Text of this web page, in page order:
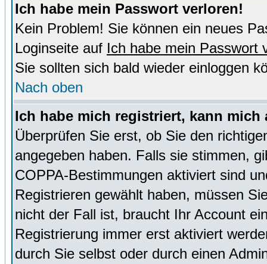
Ich habe mein Passwort verloren!
Kein Problem! Sie können ein neues
Loginseite auf Ich habe mein Passwort
Sie sollten sich bald wieder einloggen
Nach oben
Ich habe mich registriert, kann
Überprüfen Sie erst, ob Sie den
angegeben haben. Falls sie stimmen,
COPPA-Bestimmungen aktiviert sind
Registrieren gewählt haben, müssen
nicht der Fall ist, braucht Ihr Account
Registrierung immer erst aktiviert
durch Sie selbst oder durch einen